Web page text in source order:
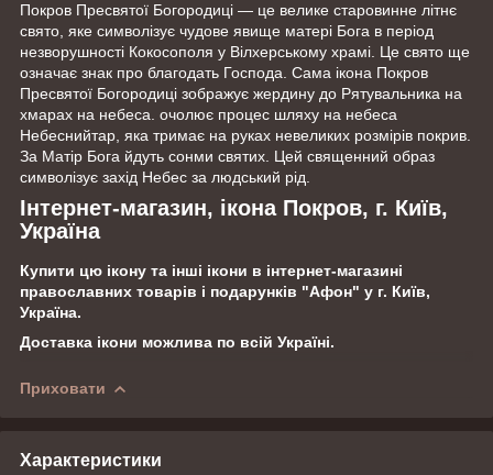
Покров Пресвятої Богородиці — це велике старовинне літнє
свято, яке символізує чудове явище матері Бога в період
незворушності Кокосополя у Вілхерському храмі. Це свято ще
означає знак про благодать Господа. Сама ікона Покров
Пресвятої Богородиці зображує жердину до Рятувальника на
хмарах на небеса. очолює процес шляху на небеса
Небеснийтар, яка тримає на руках невеликих розмірів покрив.
За Матір Бога йдуть сонми святих. Цей священний образ
символізує захід Небес за людський рід.
Інтернет-магазин, ікона Покров, г. Київ,
Україна
Купити цю ікону та інші ікони в інтернет-магазині
православних товарів і подарунків "Афон" у г. Київ,
Україна.
Доставка ікони можлива по всій Україні.
Приховати
Характеристики